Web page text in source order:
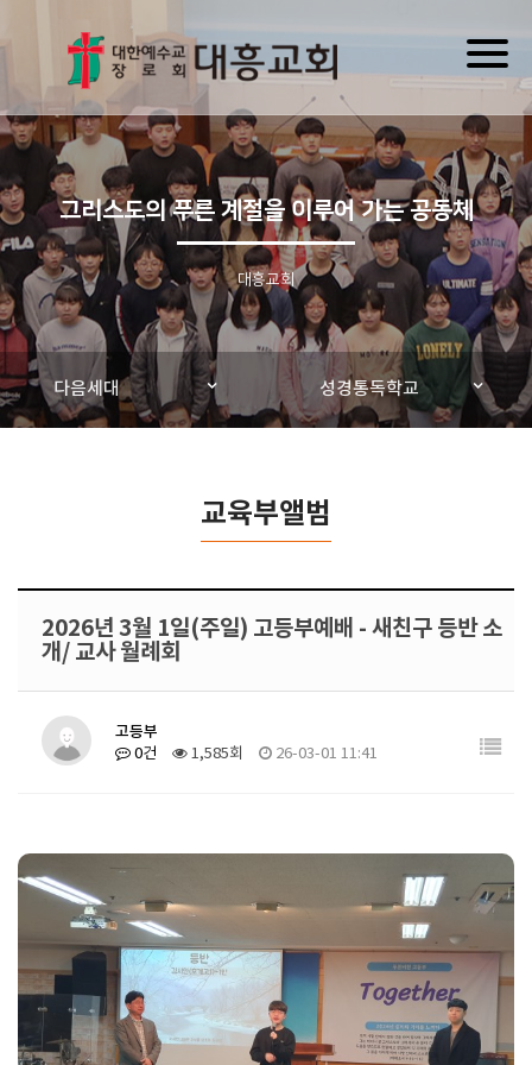
그리스도의 푸른 계절을 이루어 가는 공동체
대흥교회
다음세대 성경통독학교
교육부앨범
2026년 3월 1일(주일) 고등부예배 - 새친구 등반 소
개/ 교사 월례회
고등부
0건 1,585회 26-03-01 11:41